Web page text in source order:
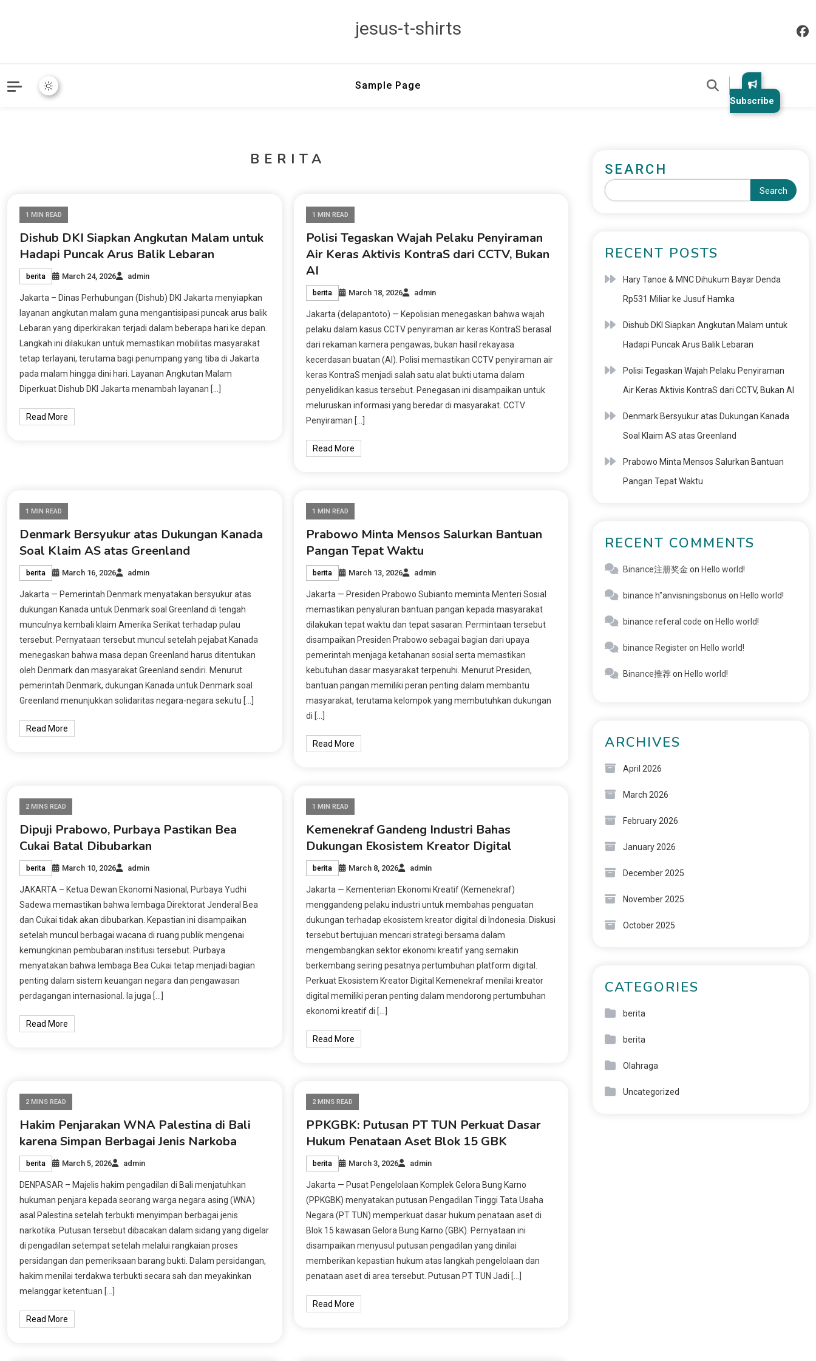
jesus-t-shirts
Sample Page
Subscribe
BERITA
1 MIN READ
Dishub DKI Siapkan Angkutan Malam untuk
Hadapi Puncak Arus Balik Lebaran
berita March 24, 2026 admin
Jakarta – Dinas Perhubungan (Dishub) DKI Jakarta menyiapkan
layanan angkutan malam guna mengantisipasi puncak arus balik
Lebaran yang diperkirakan terjadi dalam beberapa hari ke depan.
Langkah ini dilakukan untuk memastikan mobilitas masyarakat
tetap terlayani, terutama bagi penumpang yang tiba di Jakarta
pada malam hingga dini hari. Layanan Angkutan Malam
Diperkuat Dishub DKI Jakarta menambah layanan […]
Read More
1 MIN READ
Polisi Tegaskan Wajah Pelaku Penyiraman
Air Keras Aktivis KontraS dari CCTV, Bukan
AI
berita March 18, 2026 admin
Jakarta (delapantoto) — Kepolisian menegaskan bahwa wajah
pelaku dalam kasus CCTV penyiraman air keras KontraS berasal
dari rekaman kamera pengawas, bukan hasil rekayasa
kecerdasan buatan (AI). Polisi memastikan CCTV penyiraman air
keras KontraS menjadi salah satu alat bukti utama dalam
penyelidikan kasus tersebut. Penegasan ini disampaikan untuk
meluruskan informasi yang beredar di masyarakat. CCTV
Penyiraman […]
Read More
1 MIN READ
Denmark Bersyukur atas Dukungan Kanada
Soal Klaim AS atas Greenland
berita March 16, 2026 admin
Jakarta — Pemerintah Denmark menyatakan bersyukur atas
dukungan Kanada untuk Denmark soal Greenland di tengah
munculnya kembali klaim Amerika Serikat terhadap pulau
tersebut. Pernyataan tersebut muncul setelah pejabat Kanada
menegaskan bahwa masa depan Greenland harus ditentukan
oleh Denmark dan masyarakat Greenland sendiri. Menurut
pemerintah Denmark, dukungan Kanada untuk Denmark soal
Greenland menunjukkan solidaritas negara-negara sekutu […]
Read More
1 MIN READ
Prabowo Minta Mensos Salurkan Bantuan
Pangan Tepat Waktu
berita March 13, 2026 admin
Jakarta — Presiden Prabowo Subianto meminta Menteri Sosial
memastikan penyaluran bantuan pangan kepada masyarakat
dilakukan tepat waktu dan tepat sasaran. Permintaan tersebut
disampaikan Presiden Prabowo sebagai bagian dari upaya
pemerintah menjaga ketahanan sosial serta memastikan
kebutuhan dasar masyarakat terpenuhi. Menurut Presiden,
bantuan pangan memiliki peran penting dalam membantu
masyarakat, terutama kelompok yang membutuhkan dukungan
di […]
Read More
2 MINS READ
Dipuji Prabowo, Purbaya Pastikan Bea
Cukai Batal Dibubarkan
berita March 10, 2026 admin
JAKARTA – Ketua Dewan Ekonomi Nasional, Purbaya Yudhi
Sadewa memastikan bahwa lembaga Direktorat Jenderal Bea
dan Cukai tidak akan dibubarkan. Kepastian ini disampaikan
setelah muncul berbagai wacana di ruang publik mengenai
kemungkinan pembubaran institusi tersebut. Purbaya
menyatakan bahwa lembaga Bea Cukai tetap menjadi bagian
penting dalam sistem keuangan negara dan pengawasan
perdagangan internasional. Ia juga […]
Read More
1 MIN READ
Kemenekraf Gandeng Industri Bahas
Dukungan Ekosistem Kreator Digital
berita March 8, 2026 admin
Jakarta — Kementerian Ekonomi Kreatif (Kemenekraf)
menggandeng pelaku industri untuk membahas penguatan
dukungan terhadap ekosistem kreator digital di Indonesia. Diskusi
tersebut bertujuan mencari strategi bersama dalam
mengembangkan sektor ekonomi kreatif yang semakin
berkembang seiring pesatnya pertumbuhan platform digital.
Perkuat Ekosistem Kreator Digital Kemenekraf menilai kreator
digital memiliki peran penting dalam mendorong pertumbuhan
ekonomi kreatif di […]
Read More
2 MINS READ
Hakim Penjarakan WNA Palestina di Bali
karena Simpan Berbagai Jenis Narkoba
berita March 5, 2026 admin
DENPASAR – Majelis hakim pengadilan di Bali menjatuhkan
hukuman penjara kepada seorang warga negara asing (WNA)
asal Palestina setelah terbukti menyimpan berbagai jenis
narkotika. Putusan tersebut dibacakan dalam sidang yang digelar
di pengadilan setempat setelah melalui rangkaian proses
persidangan dan pemeriksaan barang bukti. Dalam persidangan,
hakim menilai terdakwa terbukti secara sah dan meyakinkan
melanggar ketentuan […]
Read More
2 MINS READ
PPKGBK: Putusan PT TUN Perkuat Dasar
Hukum Penataan Aset Blok 15 GBK
berita March 3, 2026 admin
Jakarta — Pusat Pengelolaan Komplek Gelora Bung Karno
(PPKGBK) menyatakan putusan Pengadilan Tinggi Tata Usaha
Negara (PT TUN) memperkuat dasar hukum penataan aset di
Blok 15 kawasan Gelora Bung Karno (GBK). Pernyataan ini
disampaikan menyusul putusan pengadilan yang dinilai
memberikan kepastian hukum atas langkah pengelolaan dan
penataan aset di area tersebut. Putusan PT TUN Jadi […]
Read More
SEARCH
Search
RECENT POSTS
Hary Tanoe & MNC Dihukum Bayar Denda
Rp531 Miliar ke Jusuf Hamka
Dishub DKI Siapkan Angkutan Malam untuk
Hadapi Puncak Arus Balik Lebaran
Polisi Tegaskan Wajah Pelaku Penyiraman
Air Keras Aktivis KontraS dari CCTV, Bukan AI
Denmark Bersyukur atas Dukungan Kanada
Soal Klaim AS atas Greenland
Prabowo Minta Mensos Salurkan Bantuan
Pangan Tepat Waktu
RECENT COMMENTS
Binance注册奖金 on Hello world!
binance h"anvisningsbonus on Hello world!
binance referal code on Hello world!
binance Registeron Hello world!
Binance推荐on Hello world!
ARCHIVES
April 2026
March 2026
February 2026
January 2026
December 2025
November 2025
October 2025
CATEGORIES
berita
berita
Olahraga
Uncategorized